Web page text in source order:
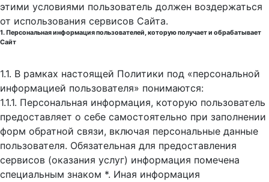
этими условиями пользователь должен воздержаться
от использования сервисов Сайта.
1. Персональная информация пользователей, которую получает и обрабатывает
Сайт
1.1. В рамках настоящей Политики под «персональной
информацией пользователя» понимаются:
1.1.1. Персональная информация, которую пользователь
предоставляет о себе самостоятельно при заполнении
форм обратной связи, включая персональные данные
пользователя. Обязательная для предоставления
сервисов (оказания услуг) информация помечена
специальным знаком *. Иная информация